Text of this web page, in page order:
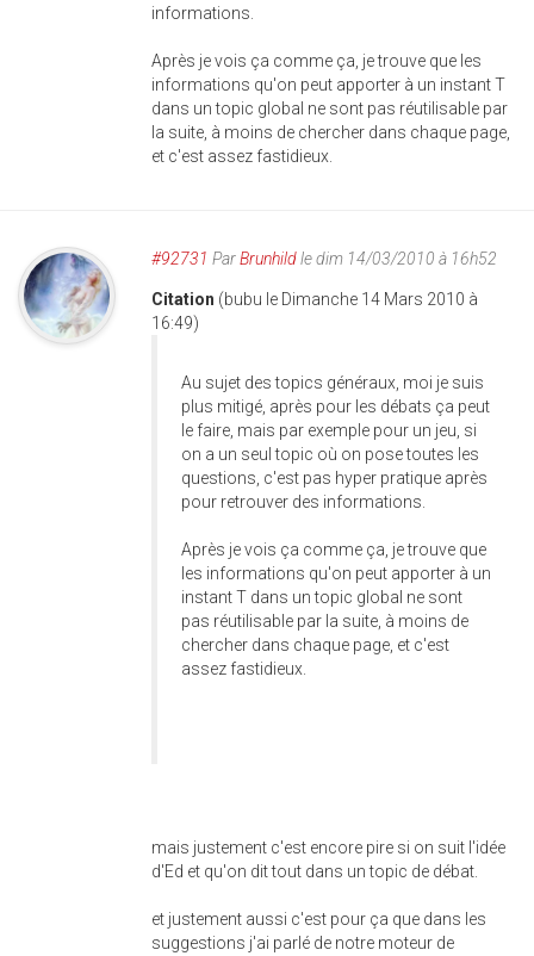
informations.
Après je vois ça comme ça, je trouve que les
informations qu'on peut apporter à un instant T
dans un topic global ne sont pas réutilisable par
la suite, à moins de chercher dans chaque page,
et c'est assez fastidieux.
#92731 ParBrunhildle dim 14/03/2010 à 16h52
Citation (bubu le Dimanche 14 Mars 2010 à
16:49)
Au sujet des topics généraux, moi je suis
plus mitigé, après pour les débats ça peut
le faire, mais par exemple pour un jeu, si
on a un seul topic où on pose toutes les
questions, c'est pas hyper pratique après
pour retrouver des informations.
Après je vois ça comme ça, je trouve que
les informations qu'on peut apporter à un
instant T dans un topic global ne sont
pas réutilisable par la suite, à moins de
chercher dans chaque page, et c'est
assez fastidieux.
mais justement c'est encore pire si on suit l'idée
d'Ed et qu'on dit tout dans un topic de débat.
et justement aussi c'est pour ça que dans les
suggestions j'ai parlé de notre moteur de